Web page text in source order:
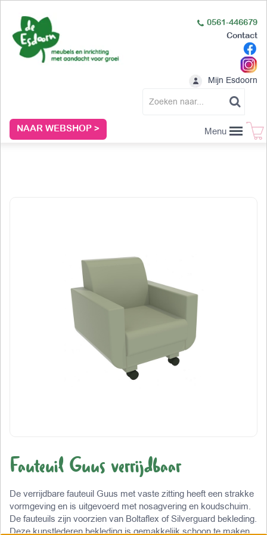
NAAR WEBSHOP >
0561-446679
Contact
Mijn Esdoorn
Menu
Fauteuil Guus verrijdbaar
De verrijdbare fauteuil Guus met vaste zitting heeft een strakke
vormgeving en is uitgevoerd met nosagvering en koudschuim.
De fauteuils zijn voorzien van Boltaflex of Silverguard bekleding.
Deze kunstlederen bekleding is gemakkelijk schoon te maken,